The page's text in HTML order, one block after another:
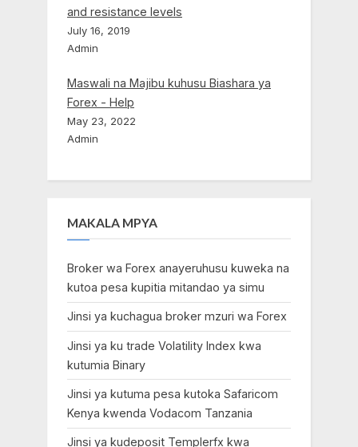
and resistance levels
July 16, 2019
Admin
Maswali na Majibu kuhusu Biashara ya
Forex - Help
May 23, 2022
Admin
MAKALA MPYA
Broker wa Forex anayeruhusu kuweka na
kutoa pesa kupitia mitandao ya simu
Jinsi ya kuchagua broker mzuri wa Forex
Jinsi ya ku trade Volatility Index kwa
kutumia Binary
Jinsi ya kutuma pesa kutoka Safaricom
Kenya kwenda Vodacom Tanzania
Jinsi ya kudeposit Templerfx kwa